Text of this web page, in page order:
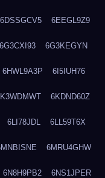
6DSSGCV5 6EEGL9Z9
6G3CXI93 6G3KEGYN
6HWL9A3P 6I5IUH76
6KDND60Z
6LI78JDL 6LL59T6X
6MRU4GHW
6N8H9PB2 6NS1JPER